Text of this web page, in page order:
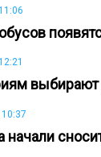
11:06
12:21
10:37